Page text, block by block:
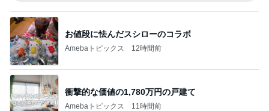
お値段に怯んだスシローのコラボ
Amebaトピックス 12時間前
衝撃的な価値の1,780万円の戸建て
Amebaトピックス 11時間前